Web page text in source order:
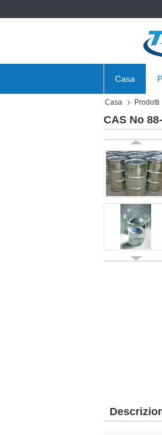
Casa
Casa Prodotti
CAS No